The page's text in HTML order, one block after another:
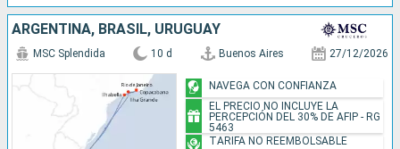
ARGENTINA, BRASIL, URUGUAY
MSC Splendida 10 d Buenos Aires 27/12/2026
NAVEGA CON CONFIANZA
EL PRECIO NO INCLUYE LA
PERCEPCIÓN DEL 30% DE AFIP - RG
5463
TARIFA NO REEMBOLSABLE